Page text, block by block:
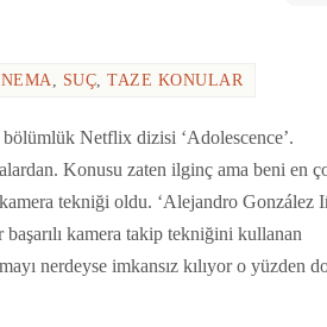
, SUÇ, TAZE KONULAR
Netflix dizisi ‘Adolescence’.
Konusu zaten ilginç ama beni en
tekniği oldu. ‘Alejandro González
kamera takip tekniğini kullanan
nerdeyse imkansız kılıyor o yüzden